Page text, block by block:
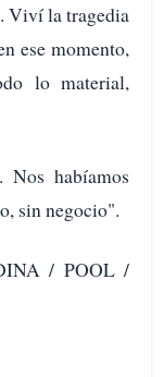
Viví la tragedia
ese momento,
lo material,
habíamos
sin negocio".
/ POOL /